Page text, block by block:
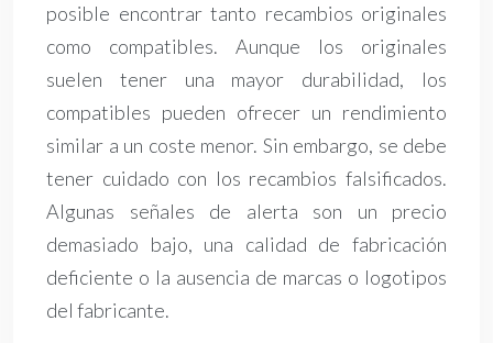
posible encontrar tanto recambios originales
como compatibles. Aunque los originales
suelen tener una mayor durabilidad, los
compatibles pueden ofrecer un rendimiento
similar a un coste menor. Sin embargo, se debe
tener cuidado con los recambios falsificados.
Algunas señales de alerta son un precio
demasiado bajo, una calidad de fabricación
deficiente o la ausencia de marcas o logotipos
del fabricante.